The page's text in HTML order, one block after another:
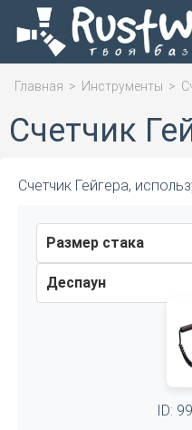
Главная > Инструменты >
Счетчик
Счетчик Гейгера,
Размер стака
Деспаун
ID: